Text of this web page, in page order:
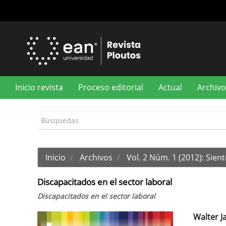
principal
Inicio revista Proceso editorial Actual
Inicio Archivos Vol. 2 Núm. 1 (2012):
Discapacitados en el sector laboral
Discapacitados en el sector laboral
Walter